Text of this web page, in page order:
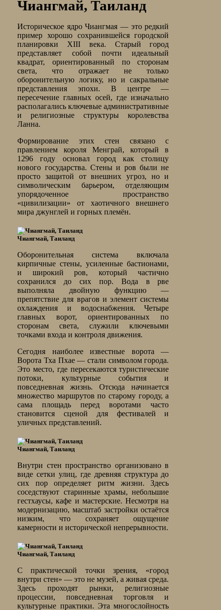
Чиангмай, Таиланд
Историческое ядро Чиангмая — это редкий
пример хорошо сохранившейся городской
планировки XIII века. Старый город
представляет собой почти идеальный
квадрат, ориентированный по сторонам
света, что отражает не только
оборонительную логику, но и сакральные
представления эпохи. В центре —
пересечение главных осей, где изначально
располагались ключевые административные
и религиозные структуры королевства
Ланна.
Формирование этих стен связано с
правлением короля Менграй, который в
1296 году основал город как столицу
нового государства. Стены и ров были не
просто защитой от внешних угроз, но и
символическим барьером, отделяющим
упорядоченное пространство
«цивилизации» от хаотичного внешнего
мира джунглей и горных племён.
Чиангмай, Таиланд
Оборонительная система включала
кирпичные стены, усиленные бастионами,
и широкий ров, который частично
сохранился до сих пор. Вода в рве
выполняла двойную функцию —
препятствие для врагов и элемент системы
охлаждения и водоснабжения. Четыре
главных ворот, ориентированных по
сторонам света, служили ключевыми
точками входа и контроля движения.
Сегодня наиболее известные ворота —
Ворота Тха Пхае — стали символом города.
Это место, где пересекаются туристические
потоки, культурные события и
повседневная жизнь. Отсюда начинается
множество маршрутов по старому городу, а
сама площадь перед воротами часто
становится сценой для фестивалей и
уличных представлений.
Чиангмай, Таиланд
Внутри стен пространство организовано в
виде сетки улиц, где древняя структура до
сих пор определяет ритм жизни. Здесь
соседствуют старинные храмы, небольшие
гестхаусы, кафе и мастерские. Несмотря на
модернизацию, масштаб застройки остаётся
низким, что сохраняет ощущение
камерности и исторической непрерывности.
Чиангмай, Таиланд
С практической точки зрения, «город
внутри стен» — это не музей, а живая среда.
Здесь проходят рынки, религиозные
процессии, повседневная торговля и
культурные практики. Эта многослойность